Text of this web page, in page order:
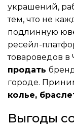
украшений,
тем, что не
подлинную
ресейл-
товароведов
продать
городе.
колье,
Выгоды